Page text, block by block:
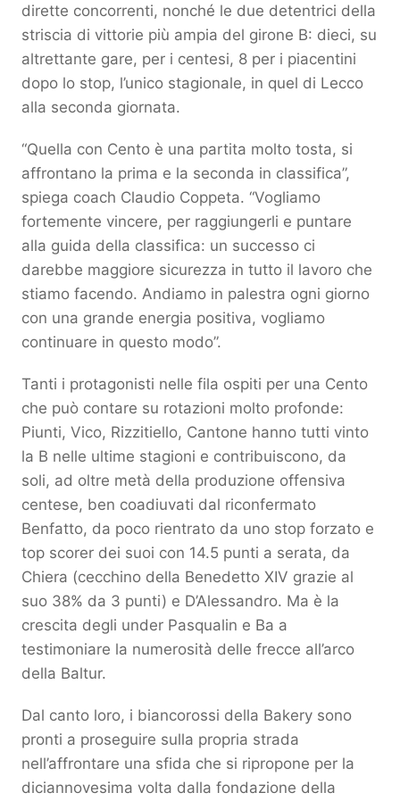
dirette concorrenti, nonché le due detentrici della
striscia di vittorie più ampia del girone B: dieci, su
altrettante gare, per i centesi, 8 per i piacentini
dopo lo stop, l’unico stagionale, in quel di Lecco
alla seconda giornata.
“Quella con Cento è una partita molto tosta, si
affrontano la prima e la seconda in classifica”,
spiega coach Claudio Coppeta. “Vogliamo
fortemente vincere, per raggiungerli e puntare
alla guida della classifica: un successo ci
darebbe maggiore sicurezza in tutto il lavoro che
stiamo facendo. Andiamo in palestra ogni giorno
con una grande energia positiva, vogliamo
continuare in questo modo”.
Tanti i protagonisti nelle fila ospiti per una Cento
che può contare su rotazioni molto profonde:
Piunti, Vico, Rizzitiello, Cantone hanno tutti vinto
la B nelle ultime stagioni e contribuiscono, da
soli, ad oltre metà della produzione offensiva
centese, ben coadiuvati dal riconfermato
Benfatto, da poco rientrato da uno stop forzato e
top scorer dei suoi con 14.5 punti a serata, da
Chiera (cecchino della Benedetto XIV grazie al
suo 38% da 3 punti) e D’Alessandro. Ma è la
crescita degli under Pasqualin e Ba a
testimoniare la numerosità delle frecce all’arco
della Baltur.
Dal canto loro, i biancorossi della Bakery sono
pronti a proseguire sulla propria strada
nell’affrontare una sfida che si ripropone per la
diciannovesima volta dalla fondazione della